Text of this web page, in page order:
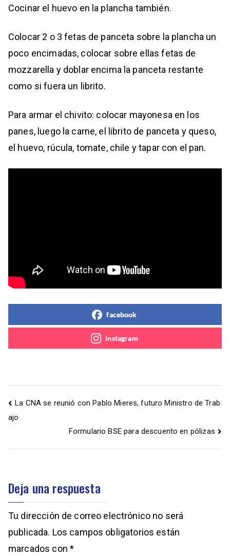
Cocinar el huevo en la plancha también.
Colocar 2 o 3 fetas de panceta sobre la plancha un
poco encimadas, colocar sobre ellas fetas de
mozzarella y doblar encima la panceta restante
como si fuera un librito.
Para armar el chivito: colocar mayonesa en los
panes, luego la carne, el librito de panceta y queso,
el huevo, rúcula, tomate, chile y tapar con el pan.
facebook
instagram
La CNA se reunió con Pablo Mieres, futuro Ministro de Trab
ajo
Formulario BSE para descuento en pólizas
Deja una respuesta
Tu dirección de correo electrónico no será
publicada. Los campos obligatorios están
marcados con *